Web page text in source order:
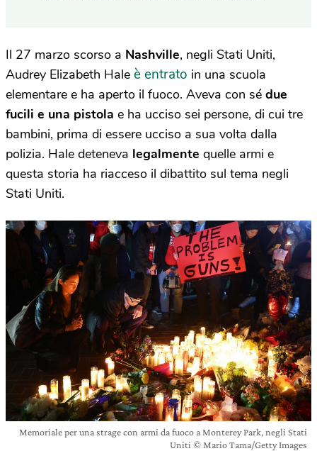
Il 27 marzo scorso a Nashville, negli Stati Uniti,
Audrey Elizabeth Hale è entrato in una scuola
elementare e ha aperto il fuoco. Aveva con sé due
fucili e una pistola e ha ucciso sei persone, di cui tre
bambini, prima di essere ucciso a sua volta dalla
polizia. Hale deteneva legalmente quelle armi e
questa storia ha riacceso il dibattito sul tema negli
Stati Uniti.
Memoriale per una strage con armi da fuoco a Monterey Park, negli Stati
Uniti © Mario Tama/Getty Images